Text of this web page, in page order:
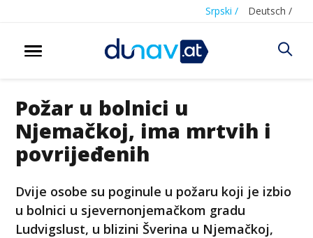
Srpski / Deutsch /
Požar u bolnici u
Njemačkoj, ima mrtvih i
povrijeđenih
Dvije osobe su poginule u požaru koji je izbio
u bolnici u sjevernonjemačkom gradu
Ludvigslust, u blizini Šverina u Njemačkoj,